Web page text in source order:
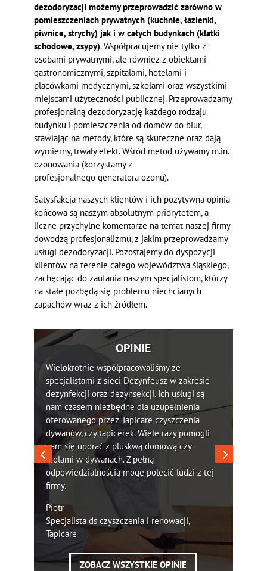
dezodoryzacji możemy przeprowadzić zarówno w
pomieszczeniach prywatnych (kuchnie, łazienki,
piwnice, strychy) jak i w całych budynkach (klatki
schodowe, zsypy). Współpracujemy nie tylko z
osobami prywatnymi, ale również z obiektami
gastronomicznymi, szpitalami, hotelami i
placówkami medycznymi, szkołami oraz wszystkimi
miejscami użyteczności publicznej. Przeprowadzamy
profesjonalną dezodoryzację każdego rodzaju
budynku i pomieszczenia od domów do biur,
stawiając na metody, które są skuteczne oraz dają
wymierny, trwały efekt. Wśród metod używamy m.in.
ozonowania (korzystamy z
profesjonalnego generatora ozonu).
Satysfakcja naszych klientów i ich pozytywna opinia
końcowa są naszym absolutnym priorytetem, a
liczne przychylne komentarze na temat naszej firmy
dowodzą profesjonalizmu, z jakim przeprowadzamy
usługi dezodoryzacji. Pozostajemy do dyspozycji
klientów na terenie całego województwa śląskiego,
zachęcając do zaufania naszym specjalistom, którzy
na stałe pozbędą się problemu niechcianych
zapachów wraz z ich źródłem.
OPINIE
Wielokrotnie współpracowaliśmy ze
specjalistami z sieci Dezynfeusz w zakresie
dezynfekcji oraz dezynsekcji. Ich usługi są
nam czasem niezbędne dla uzupełnienia
oferowanego przez Tapicare czyszczenia
dywanów, czy tapicerek. Wiele razy pomogli
nam się uporać z pluskwą domową czy
molami w dywanach. Z pełną
odpowiedzialnością mogę polecić ludzi z tej
firmy.
Piotr
Specjalista ds czyszczenia i renowacji,
Tapicare
ZOBACZ WSZYSTKIE OPINIE